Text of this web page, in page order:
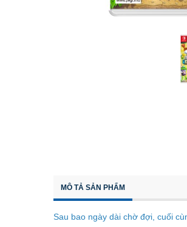
MÔ TẢ SẢN PHẨM
Sau bao ngày dài chờ đợi, cuối